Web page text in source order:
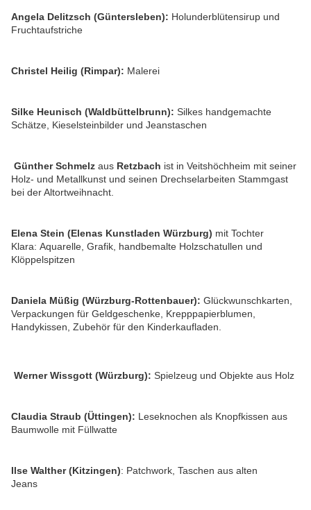
Angela Delitzsch (Güntersleben): Holunderblütensirup und
Fruchtaufstriche
Christel Heilig (Rimpar): Malerei
Silke Heunisch (Waldbüttelbrunn): Silkes handgemachte
Schätze, Kieselsteinbilder und Jeanstaschen
Günther Schmelz aus Retzbach ist in Veitshöchheim mit seiner
Holz- und Metallkunst und seinen Drechselarbeiten Stammgast
bei der Altortweihnacht.
Elena Stein (Elenas Kunstladen Würzburg) mit Tochter
Klara: Aquarelle, Grafik, handbemalte Holzschatullen und
Klöppelspitzen
Daniela Müßig (Würzburg-Rottenbauer): Glückwunschkarten,
Verpackungen für Geldgeschenke, Krepppapierblumen,
Handykissen, Zubehör für den Kinderkaufladen.
Werner Wissgott (Würzburg): Spielzeug und Objekte aus Holz
Claudia Straub (Üttingen): Leseknochen als Knopfkissen aus
Baumwolle mit Füllwatte
Ilse Walther (Kitzingen): Patchwork, Taschen aus alten
Jeans